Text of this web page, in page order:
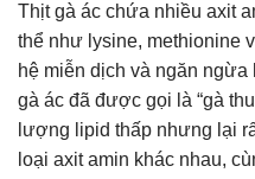
Thịt gà ác chứa nhiều axit
thể như lysine, methionine
hệ miễn dịch và ngăn
gà ác đã được gọi là “gà
lượng lipid thấp nhưng lại
loại axit amin khác nhau,